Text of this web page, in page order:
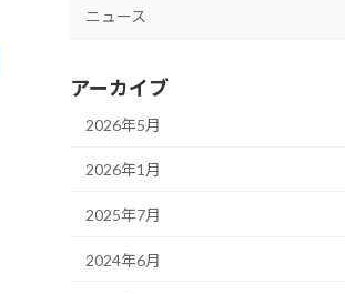
ニュース
アーカイブ
2026年5月
2026年1月
2025年7月
2024年6月